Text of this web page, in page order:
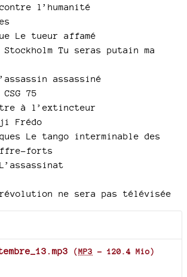
l’humanité
Le tueur affamé
Stockholm Tu seras putain ma
assassiné
75
à l’extincteur
Frédo
Le tango interminable des
forts
révolution ne sera pas télévisée
(MP3 - 120.4 Mio)